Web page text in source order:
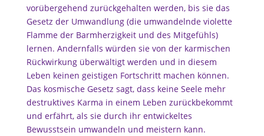
vorübergehend zurückgehalten werden, bis sie das
Gesetz der Umwandlung (die umwandelnde violette
Flamme der Barmherzigkeit und des Mitgefühls)
lernen. Andernfalls würden sie von der karmischen
Rückwirkung überwältigt werden und in diesem
Leben keinen geistigen Fortschritt machen können.
Das kosmische Gesetz sagt, dass keine Seele mehr
destruktives Karma in einem Leben zurückbekommt
und erfährt, als sie durch ihr entwickeltes
Bewusstsein umwandeln und meistern kann.